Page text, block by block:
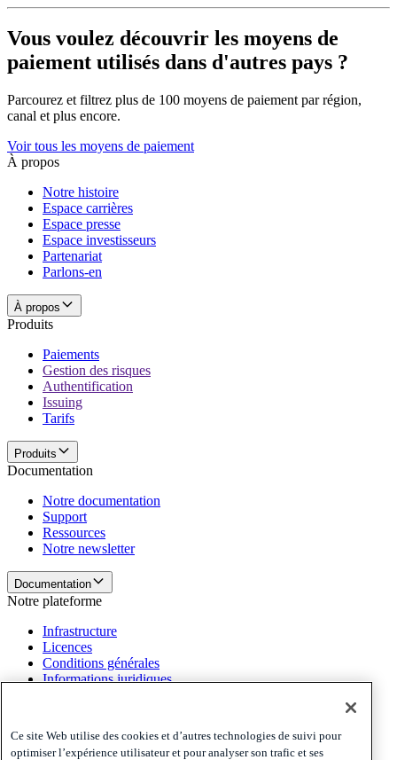
Vous voulez découvrir les moyens de
paiement utilisés dans d'autres pays ?
Parcourez et filtrez plus de 100 moyens de paiement par région,
canal et plus encore.
Voir tous les moyens de paiement
À propos
Notre histoire
Espace carrières
Espace presse
Espace investisseurs
Partenariat
Parlons-en
À propos
Produits
Paiements
Gestion des risques
Authentification
Issuing
Tarifs
Produits
Documentation
Notre documentation
Support
Ressources
Notre newsletter
Documentation
Notre plateforme
Infrastructure
Licences
Conditions générales
Informations juridiques
Politiques et mentions légales
Ce site Web utilise des cookies et d’autres technologies de suivi pour
optimiser l’expérience utilisateur et pour analyser son trafic et ses